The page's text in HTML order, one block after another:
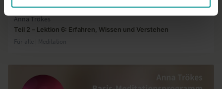
Anna Trökes
Teil 2 – Lektion 6: Erfahren, Wissen und Verstehen
Für alle | Meditation